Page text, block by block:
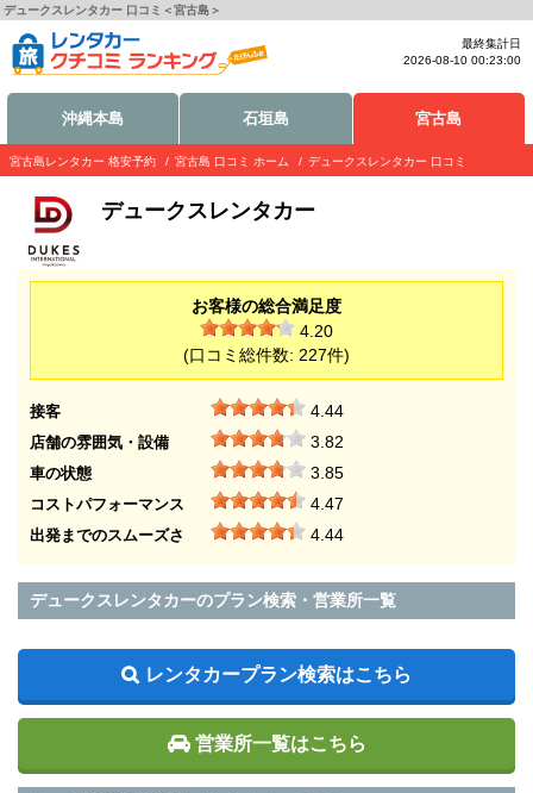
デュークスレンタカー 口コミ＜宮古島＞
最終集計日
2026-08-10 00:23:00
沖縄本島 石垣島 宮古島
宮古島レンタカー 格安予約 宮古島 口コミ ホーム デュークスレンタカー 口コミ
デュークスレンタカー
お客様の総合満足度
4.20
(口コミ総件数: 227件)
接客 4.44
店舗の雰囲気・設備 3.82
車の状態 3.85
コストパフォーマンス 4.47
出発までのスムーズさ 4.44
デュークスレンタカーのプラン検索・営業所一覧
レンタカープラン検索はこちら
営業所一覧はこちら